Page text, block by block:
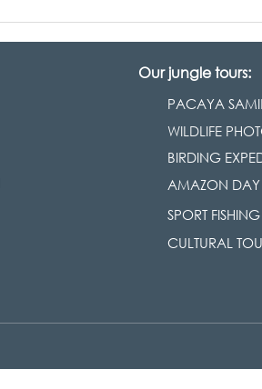
Our jungle tours:
PACAYA
WILDLIFE
BIRDING
AMAZON DAY
SPORT FISHING
CULTURAL